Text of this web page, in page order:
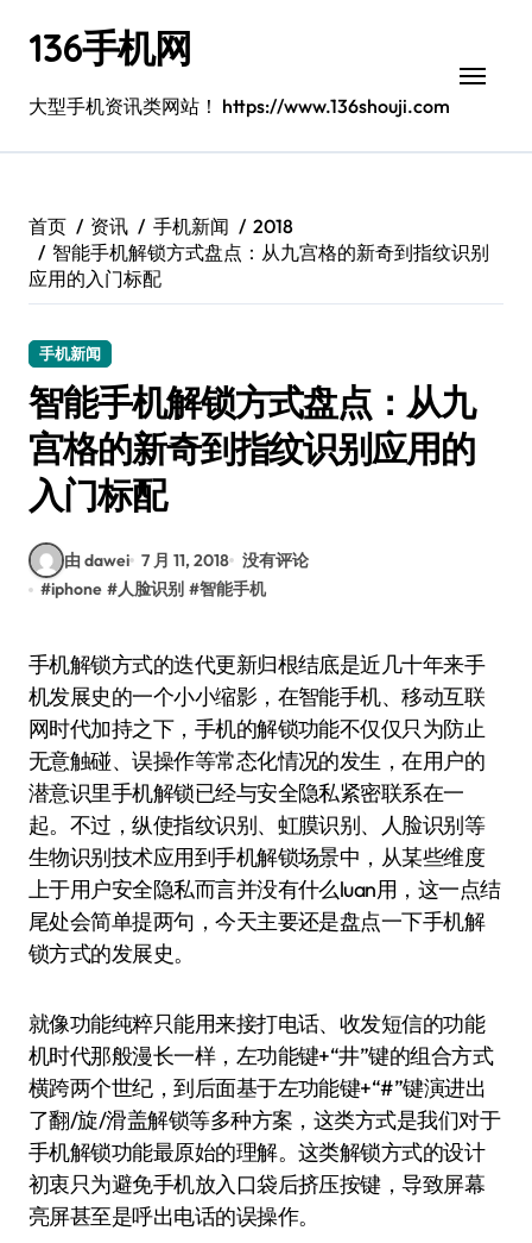
136手机网
大型手机资讯类网站！ https://www.136shouji.com
首页 资讯 手机新闻
2018
智能手机解锁方式盘点：从九宫格的新奇到指纹识别
应用的入门标配
手机新闻
智能手机解锁方式盘点：从九
宫格的新奇到指纹识别应用的
入门标配
由 dawei 7 月 11, 2018 没有评论
#iphone #人脸识别 #智能手机
手机解锁方式的迭代更新归根结底是近几十年来手
机发展史的一个小小缩影，在智能手机、移动互联
网时代加持之下，手机的解锁功能不仅仅只为防止
无意触碰、误操作等常态化情况的发生，在用户的
潜意识里手机解锁已经与安全隐私紧密联系在一
起。不过，纵使指纹识别、虹膜识别、人脸识别等
生物识别技术应用到手机解锁场景中，从某些维度
上于用户安全隐私而言并没有什么luan用，这一点结
尾处会简单提两句，今天主要还是盘点一下手机解
锁方式的发展史。
就像功能纯粹只能用来接打电话、收发短信的功能
机时代那般漫长一样，左功能键+“井”键的组合方式
横跨两个世纪，到后面基于左功能键+“#”键演进出
了翻/旋/滑盖解锁等多种方案，这类方式是我们对于
手机解锁功能最原始的理解。这类解锁方式的设计
初衷只为避免手机放入口袋后挤压按键，导致屏幕
亮屏甚至是呼出电话的误操作。